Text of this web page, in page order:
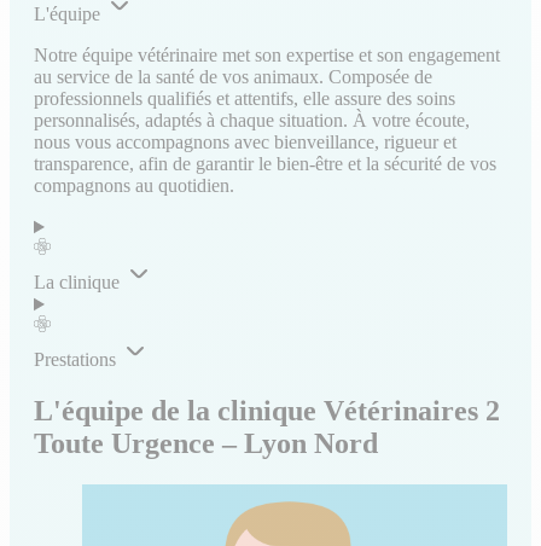
L'équipe
Notre équipe vétérinaire met son expertise et son engagement
au service de la santé de vos animaux. Composée de
professionnels qualifiés et attentifs, elle assure des soins
personnalisés, adaptés à chaque situation. À votre écoute,
nous vous accompagnons avec bienveillance, rigueur et
transparence, afin de garantir le bien-être et la sécurité de vos
compagnons au quotidien.
La clinique
Prestations
L'équipe de la clinique Vétérinaires 2
Toute Urgence – Lyon Nord